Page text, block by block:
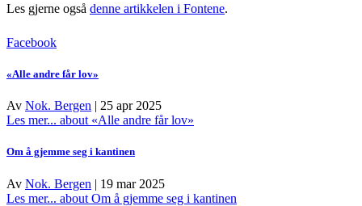
Les gjerne også denne artikkelen i Fontene.
Facebook
«Alle andre får lov»
Av Nok. Bergen | 25 apr 2025
Les mer... about «Alle andre får lov»
Om å gjemme seg i kantinen
Av Nok. Bergen | 19 mar 2025
Les mer... about Om å gjemme seg i kantinen